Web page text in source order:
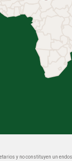
y no constituyen un